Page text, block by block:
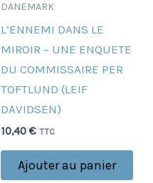
DANEMARK
L’ENNEMI DANS LE
MIROIR – UNE ENQUETE
DU COMMISSAIRE PER
TOFTLUND (LEIF
DAVIDSEN)
10,40 € TTC
Ajouter au panier